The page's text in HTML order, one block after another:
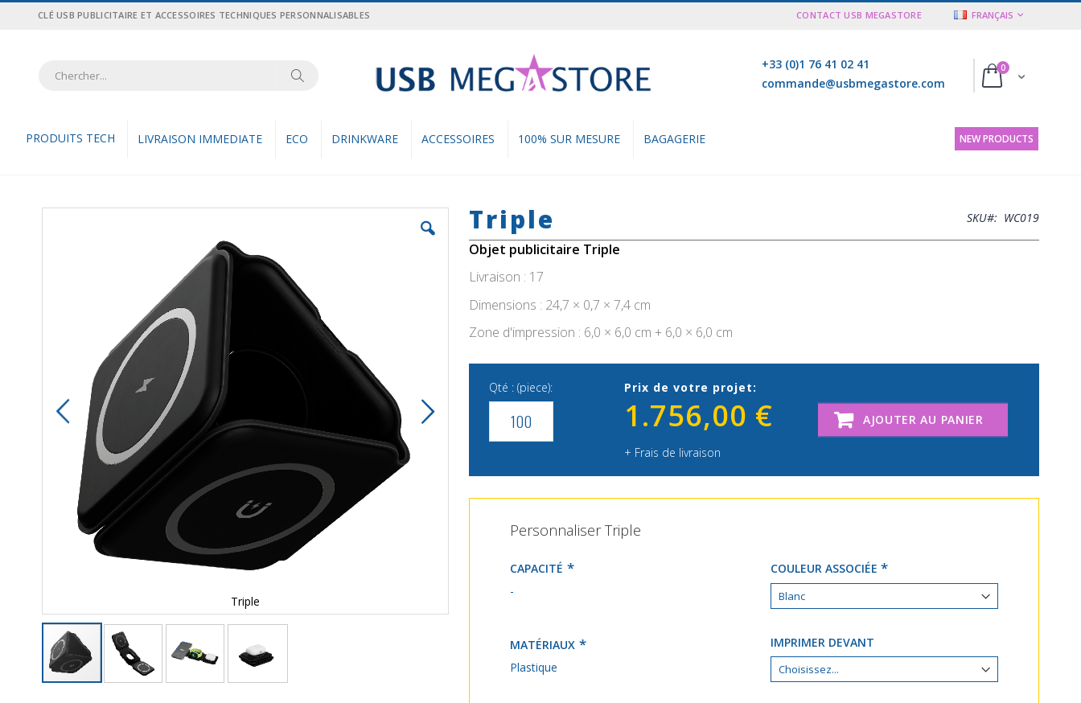
Allez
LANGUEFRANÇAIS
CLÉ USB PUBLICITAIRE ET ACCESSOIRES TECHNIQUES PERSONNALISABLES CONTACT USB MEGASTORE
Cart
0articles
Rechercher
+33 (0)1 76 41 02 41
commande@usbmegastore.com
PRODUITS TECH LIVRAISON IMMEDIATE ECO DRINKWARE ACCESSOIRES 100% SUR MESURE BAGAGERIE NEW PRODUCTS
Triple
Triple SKU WC019
Objet publicitaire Triple
Livraison : 17
Dimensions : 24,7 × 0,7 × 7,4 cm
Zone d'impression : 6,0 × 6,0 cm + 6,0 × 6,0 cm
Qté : (piece): Prix de votre projet:
1.756,00 €
+ Frais de livraison
AJOUTER AU PANIER
Personnaliser Triple
CAPACITÉ
-
COULEUR ASSOCIÉE
MATÉRIAUX
Plastique
IMPRIMER DEVANT